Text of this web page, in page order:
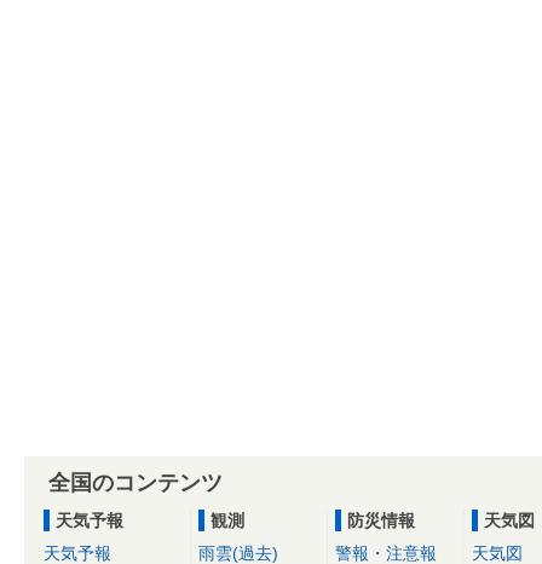
全国のコンテンツ
天気予報
天気予報
観測
雨雲(過去)
防災情報
警報・注意報
天気図
天気図